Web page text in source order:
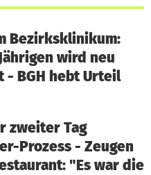
Bezirksklinikum:
wird neu
- BGH hebt Urteil
zweiter Tag
Prozess - Zeugen
"Es war die